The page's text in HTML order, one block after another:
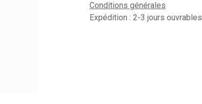
Conditions générales
Expédition : 2-3 jours ouvrables